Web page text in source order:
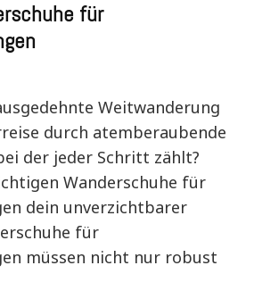
für
Weitwanderung
durch atemberaubende
der jeder Schritt zählt?
Wanderschuhe für
dein unverzichtbarer
für
müssen nicht nur robust